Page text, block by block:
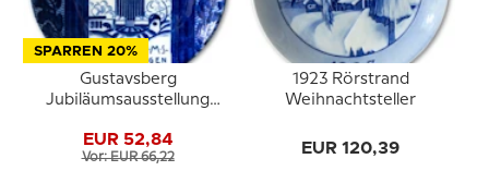
SPARREN 20%
Gustavsberg
Jubiläumsausstellung
EUR 52,84
Vor: EUR 66,22
1923 Rörstrand
Weihnachtsteller
EUR 120,39